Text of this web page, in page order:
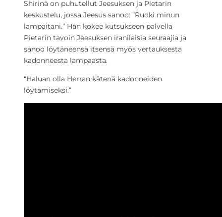
Shirinä on puhutellut Jeesuksen ja Pietarin
keskustelu, jossa Jeesus sanoo: ”Ruoki minun
lampaitani.” Hän kokee kutsukseen palvella
Pietarin tavoin Jeesuksen iranilaisia seuraajia ja
sanoo löytäneensä itsensä myös vertauksesta
kadonneesta lampaasta.
“Haluan olla Herran kätenä kadonneiden
löytämiseksi.”